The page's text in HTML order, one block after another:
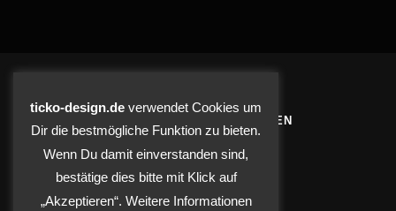
BLEIBE AUF DEM LAUFENDEN
ticko-design.de verwendet Cookies um
Dir die bestmögliche Funktion zu bieten.
Wenn Du damit einverstanden sind,
bestätige dies bitte mit Klick auf
„Akzeptieren“. Weitere Informationen